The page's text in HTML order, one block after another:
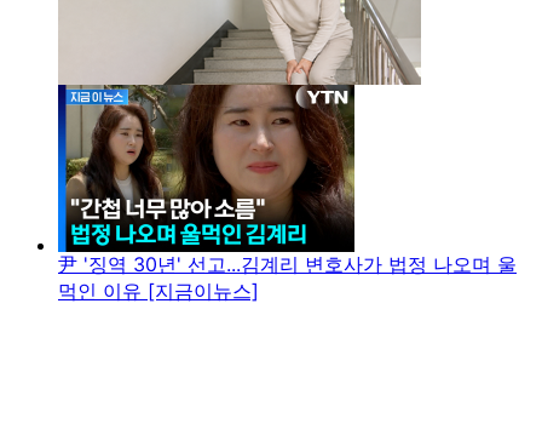
尹 '징역 30년' 선고...김계리 변호사가 법정 나오며 울
먹인 이유 [지금이뉴스]